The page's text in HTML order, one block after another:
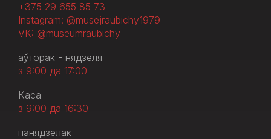
+375 29 655 85 73
Instagram: @musejraubichy1979
VK: @museumraubichy
аўторак - нядзеля
з 9:00 да 17:00
Каса
з 9:00 да 16:30
панядзелак